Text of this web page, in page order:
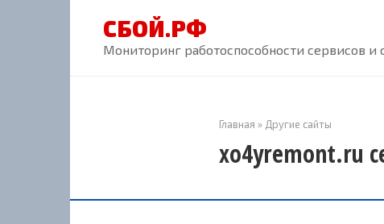
СБОЙ.РФ
Мониторинг работоспособности сервисов и
Главная » Другие сайты
xo4yremont.ru